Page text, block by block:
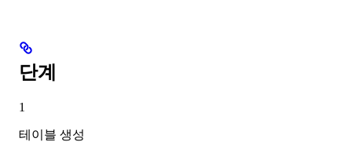
단계
1
테이블 생성